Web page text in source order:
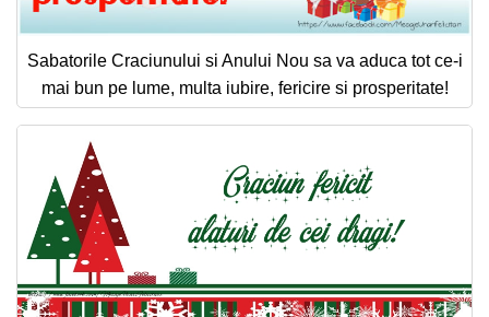
Sabatorile Craciunului si Anului Nou sa va aduca tot ce-i
mai bun pe lume, multa iubire, fericire si prosperitate!